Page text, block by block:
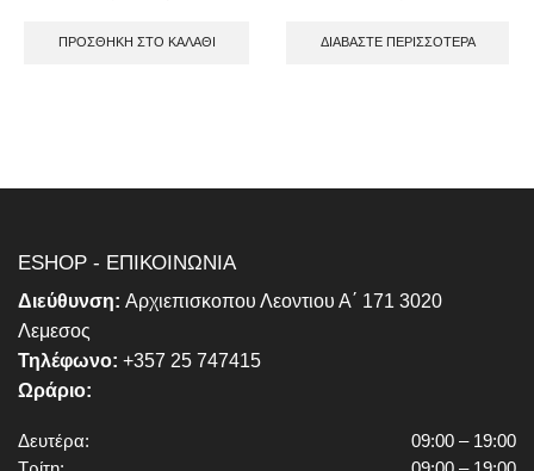
ΠΡΟΣΘΉΚΗ ΣΤΟ ΚΑΛΆΘΙ ΔΙΑΒΆΣΤΕ ΠΕΡΙΣΣΌΤΕΡΑ
ESHOP - ΕΠΙΚΟΙΝΩΝΙΑ
Διεύθυνση: Αρχιεπισκοπου Λεοντιου Α΄ 171 3020
Λεμεσος
Τηλέφωνο: +357 25 747415
Ωράριο:
Δευτέρα:
09:00 – 19:00